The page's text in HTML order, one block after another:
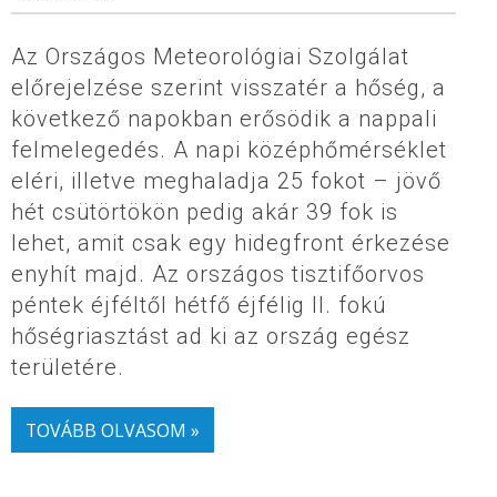
Az Országos Meteorológiai Szolgálat
előrejelzése szerint visszatér a hőség, a
következő napokban erősödik a nappali
felmelegedés. A napi középhőmérséklet
eléri, illetve meghaladja 25 fokot – jövő
hét csütörtökön pedig akár 39 fok is
lehet, amit csak egy hidegfront érkezése
enyhít majd. Az országos tisztifőorvos
péntek éjféltől hétfő éjfélig II. fokú
hőségriasztást ad ki az ország egész
területére.
TOVÁBB OLVASOM »